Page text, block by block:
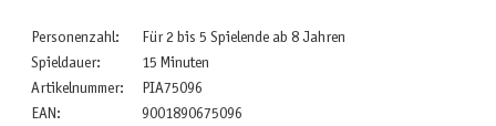
Personenzahl:
Für 2 bis 5 Spielende ab 8 Jahren
Spieldauer:
15 Minuten
Artikelnummer:
PIA75096
EAN:
9001890675096